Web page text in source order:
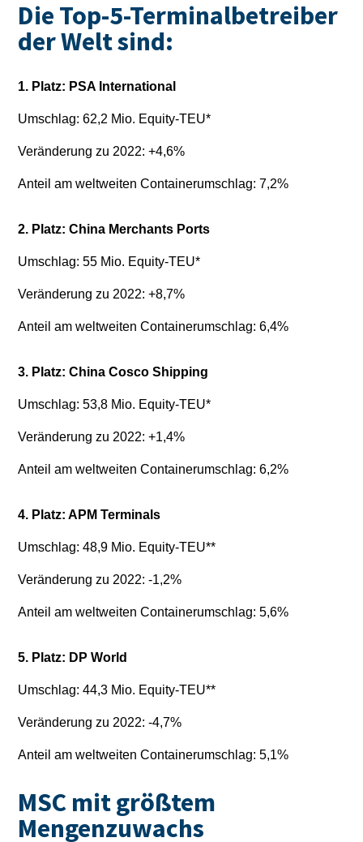
Die Top-5-Terminalbetreiber
der Welt sind:
1. Platz: PSA International
Umschlag: 62,2 Mio. Equity-TEU*
Veränderung zu 2022: +4,6%
Anteil am weltweiten Containerumschlag: 7,2%
2. Platz: China Merchants Ports
Umschlag: 55 Mio. Equity-TEU*
Veränderung zu 2022: +8,7%
Anteil am weltweiten Containerumschlag: 6,4%
3. Platz: China Cosco Shipping
Umschlag: 53,8 Mio. Equity-TEU*
Veränderung zu 2022: +1,4%
Anteil am weltweiten Containerumschlag: 6,2%
4. Platz: APM Terminals
Umschlag: 48,9 Mio. Equity-TEU**
Veränderung zu 2022: -1,2%
Anteil am weltweiten Containerumschlag: 5,6%
5. Platz: DP World
Umschlag: 44,3 Mio. Equity-TEU**
Veränderung zu 2022: -4,7%
Anteil am weltweiten Containerumschlag: 5,1%
MSC mit größtem
Mengenzuwachs